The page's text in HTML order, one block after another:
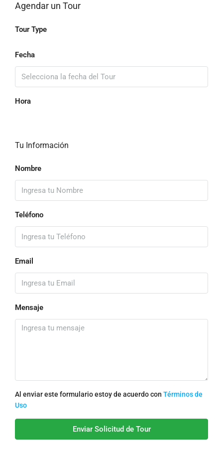
Agendar un Tour
Tour Type
Fecha
Hora
Tu Información
Nombre
Teléfono
Email
Mensaje
Al enviar este formulario estoy de acuerdo con Términos de
Uso
Enviar Solicitud de Tour